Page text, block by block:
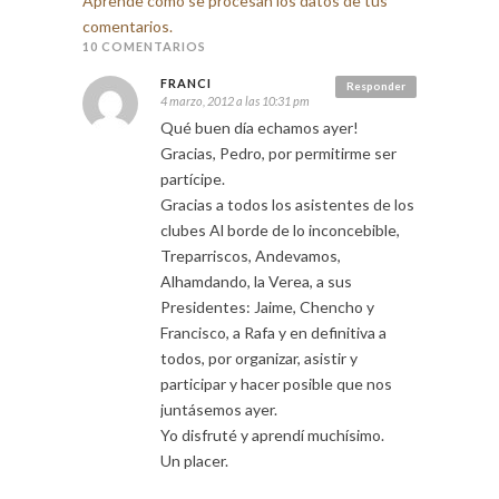
comentarios.
10 COMENTARIOS
Responder
FRANCI
4 marzo, 2012 a las 10:31 pm
Qué buen día echamos ayer!
Gracias, Pedro, por permitirme ser
partícipe.
Gracias a todos los asistentes de los
clubes Al borde de lo inconcebible,
Treparriscos, Andevamos,
Alhamdando, la Verea, a sus
Presidentes: Jaime, Chencho y
Francisco, a Rafa y en definitiva a
todos, por organizar, asistir y
participar y hacer posible que nos
juntásemos ayer.
Yo disfruté y aprendí muchísimo.
Un placer.